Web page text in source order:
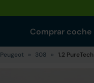
Comprar coche
Peugeot 308 1.2